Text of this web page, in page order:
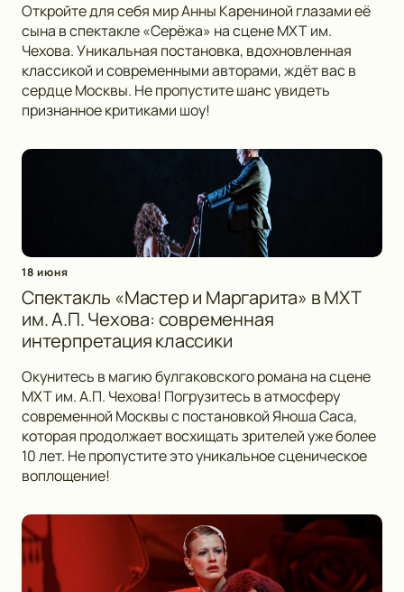
Откройте для себя мир Анны Карениной глазами её
сына в спектакле «Серёжа» на сцене МХТ им.
Чехова. Уникальная постановка, вдохновленная
классикой и современными авторами, ждёт вас в
сердце Москвы. Не пропустите шанс увидеть
признанное критиками шоу!
18 июня
Спектакль «Мастер и Маргарита» в МХТ
им. А.П. Чехова: современная
интерпретация классики
Окунитесь в магию булгаковского романа на сцене
МХТ им. А.П. Чехова! Погрузитесь в атмосферу
современной Москвы с постановкой Яноша Саса,
которая продолжает восхищать зрителей уже более
10 лет. Не пропустите это уникальное сценическое
воплощение!